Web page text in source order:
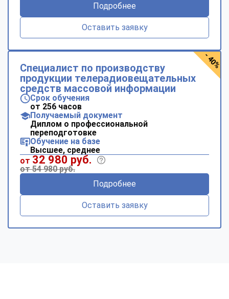
Подробнее
Оставить заявку
Специалист по производству
продукции телерадиовещательных
средств массовой информации
Срок обучения
от 256 часов
Получаемый документ
Диплом о профессиональной
переподготовке
Обучение на базе
Высшее, среднее
от 32 980 руб.
от 54 980 руб.
Подробнее
Оставить заявку
- 40%